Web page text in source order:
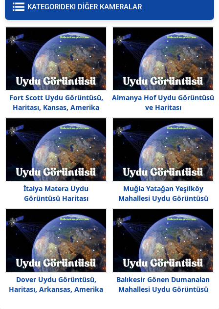
KATEGORIDEKI DİĞER KAMERALAR
Fort Scott Uydu Görüntüsü,
Haritası, Kansas, Amerika
Almanya Hof Uydu Görüntüsü
ve Haritası
İtalya Matera Uydu
Görüntüsü Haritası
Muğla Yatağan Yeşilköy
Mahallesi Uydu Görüntüsü
Dover Uydu Görüntüsü,
Haritası, Arkansas, Amerika
Balıkesir Gönen Dumanalan
Mahallesi Uydu Görüntüsü